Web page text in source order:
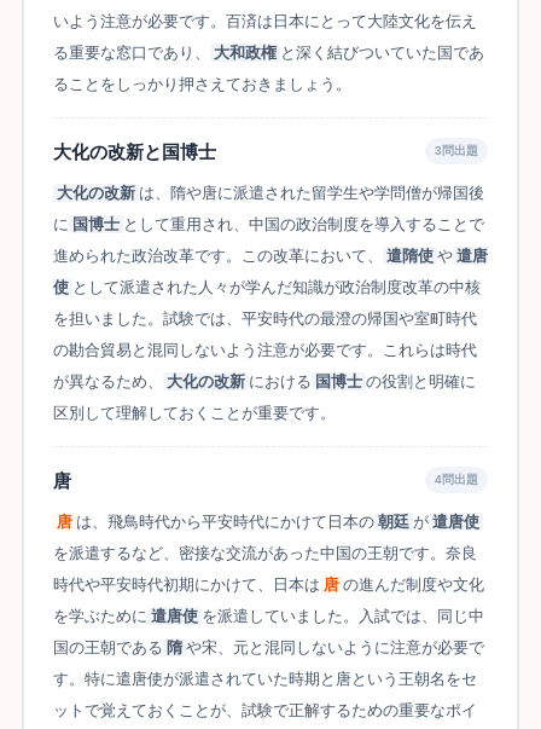
いよう注意が必要です。百済は日本にとって大陸文化を伝え
る重要な窓口であり、
大和政権 と深く結びついていた国であ
ることをしっかり押さえておきましょう。
大化の改新と国博士 3問出題
大化の改新 は、隋や唐に派遣された留学生や学問僧が帰国後
に 国博士 として重用され、中国の政治制度を導入することで
進められた政治改革です。この改革において、
遣隋使 や 遣唐
使 として派遣された人々が学んだ知識が政治制度改革の中核
を担いました。試験では、平安時代の最澄の帰国や室町時代
の勘合貿易と混同しないよう注意が必要です。これらは時代
が異なるため、
大化の改新 における 国博士 の役割と明確に
区別して理解しておくことが重要です。
唐 4問出題
唐 は、飛鳥時代から平安時代にかけて日本の 朝廷 が 遣唐使
を派遣するなど、密接な交流があった中国の王朝です。奈良
時代や平安時代初期にかけて、日本は 唐 の進んだ制度や文化
を学ぶために 遣唐使 を派遣していました。入試では、同じ中
国の王朝である 隋 や宋、元と混同しないように注意が必要で
す。特に遣唐使が派遣されていた時期と唐という王朝名をセ
ットで覚えておくことが、試験で正解するための重要なポイ